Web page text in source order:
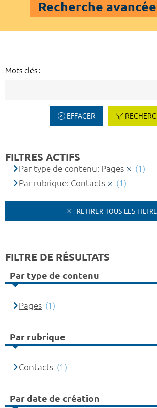
Recherche avancée
Mots-clés :
EFFACER
FILTRES ACTIFS
Par type de contenu: Pages
(1)
Par rubrique: Contacts
(1)
RETIRER TOUS LES
FILTRE DE RÉSULTATS
Par type de contenu
Pages (1)
Par rubrique
Contacts (1)
Par date de création